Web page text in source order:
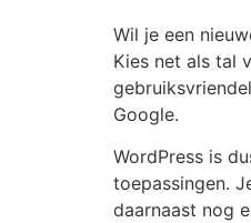
Wil je een
Kies net als tal
Google.
WordPress is
toepassingen.
daarnaast nog